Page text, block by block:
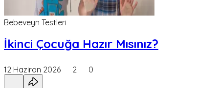
Bebeveyn Testleri
İkinci Çocuğa Hazır Mısınız?
12 Haziran 2026 2 0